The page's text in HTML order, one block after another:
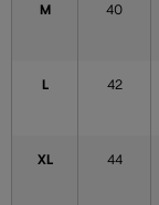
M 40
L 42
XL 44